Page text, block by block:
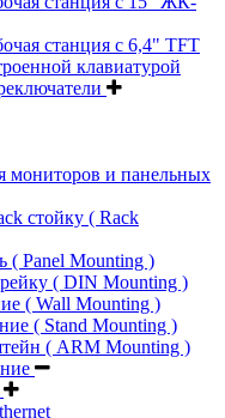
станция с 6,4" TFT
клавиатурой
мониторов и панельных
стойку ( Rack
( Panel Mounting )
( DIN Mounting )
( Wall Mounting )
( Stand Mounting )
( ARM Mounting )